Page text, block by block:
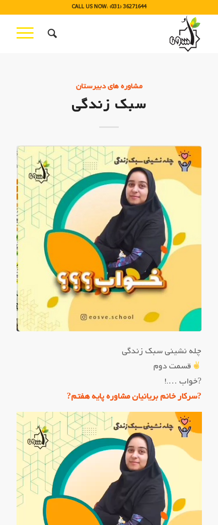
CALL US NOW: (031) 36271644
مشاوره های دبیرستان
سبک زندگی
چله نشینی سبک زندگی
قسمت دوم
?خواب ….!